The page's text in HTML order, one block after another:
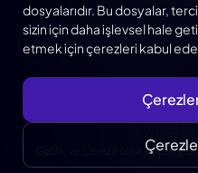
Duyuru ve
© Vitriol
Gizlilik ve Çerez Politikası|Bilgi
dosyalarıdır. Bu dosyalar,
sizin için daha işlevsel hale
etmek için çerezleri kabul